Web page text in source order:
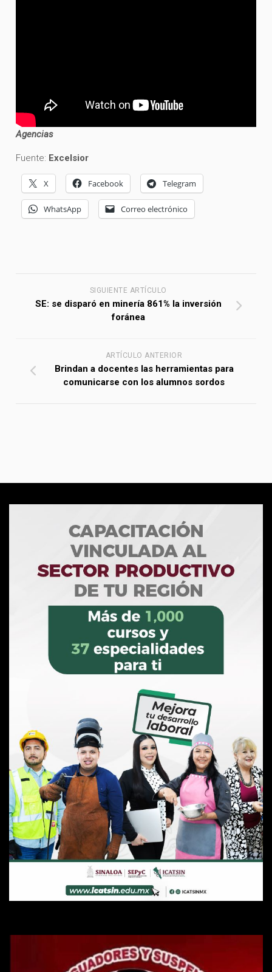
Agencias
Fuente: Excelsior
X Facebook Telegram
WhatsApp Correo electrónico
SIGUIENTE ARTÍCULO
SE: se disparó en minería 861% la inversión
foránea
ARTÍCULO ANTERIOR
Brindan a docentes las herramientas para
comunicarse con los alumnos sordos